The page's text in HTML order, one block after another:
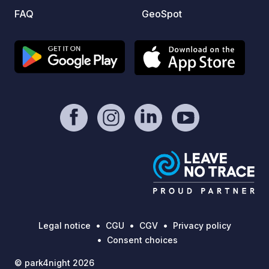
FAQ
GeoSpot
Legal notice CGU CGV
Privacy policy
Consent choices
© park4night 2026